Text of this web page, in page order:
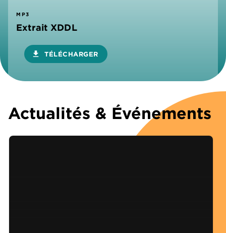
MP3
Extrait XDDL
download TÉLÉCHARGER
Actualités & Événements